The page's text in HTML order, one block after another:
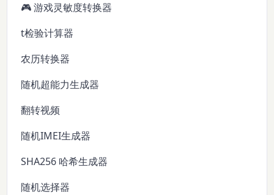
🎮 游戏灵敏度转换器
t检验计算器
农历转换器
随机超能力生成器
翻转视频
随机IMEI生成器
SHA256 哈希生成器
随机选择器